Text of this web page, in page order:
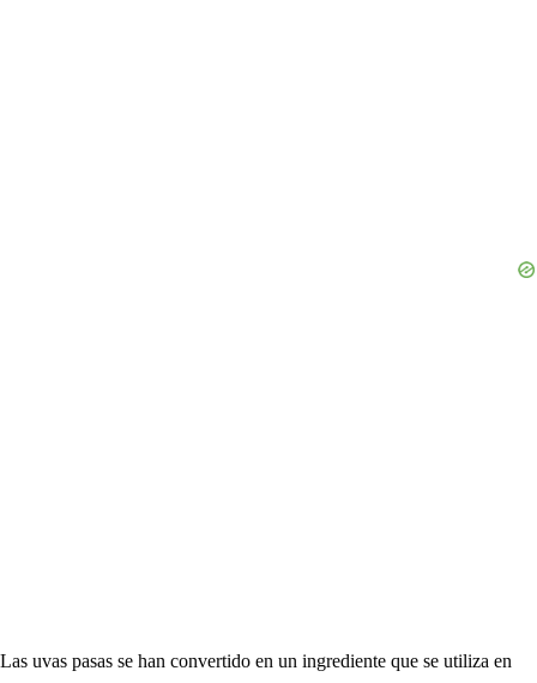
Las uvas pasas se han convertido en un ingrediente que se utiliza en